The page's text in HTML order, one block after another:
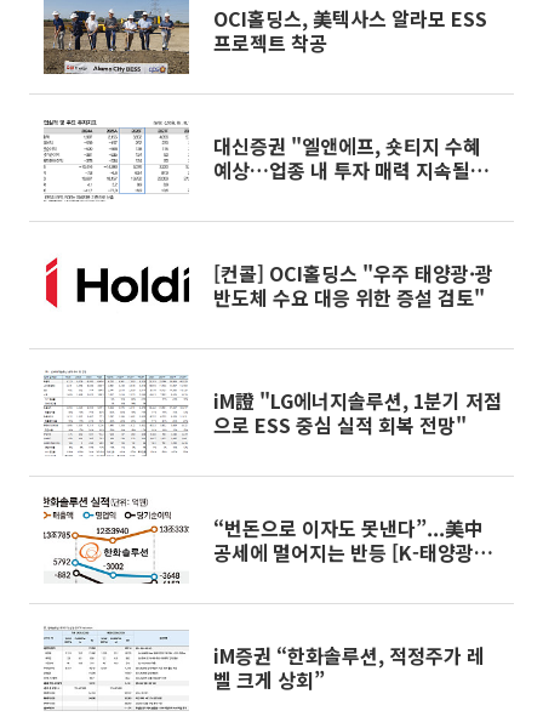
OCI홀딩스, 美텍사스 알라모 ESS
프로젝트 착공
대신증권 "엘앤에프, 숏티지 수혜
예상…업종 내 투자 매력 지속될
[컨콜] OCI홀딩스 "우주 태양광·광
반도체 수요 대응 위한 증설 검토"
iM證 "LG에너지솔루션, 1분기 저점
으로 ESS 중심 실적 회복 전망"
“번돈으로 이자도 못낸다”...美中
공세에 멀어지는 반등 [K-태양광
iM증권 “한화솔루션, 적정주가 레
벨 크게 상회”